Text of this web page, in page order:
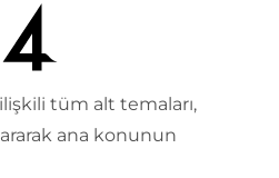
tüm alt temaları,
ana konunun